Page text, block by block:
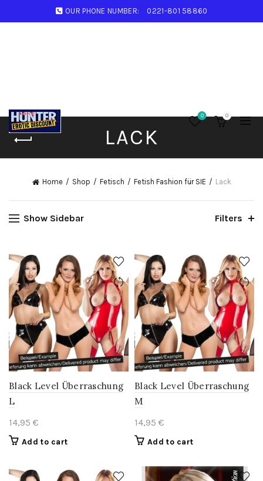
OUR PHONE NUMBER: 0221-801 58860
0 0
LACK
Home Shop Fetisch Fetish Fashion für SIE Lack
Show Sidebar Filters
Black Level Überraschung
L
14,95 €
Add to cart
Black Level Überraschung
M
14,95 €
Add to cart